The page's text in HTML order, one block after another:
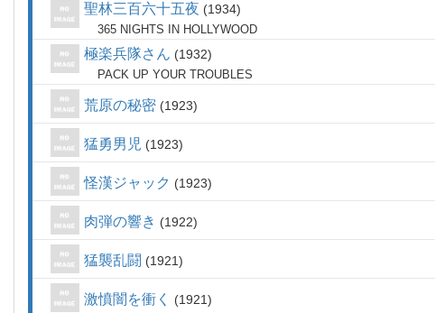
聖林三百六十五夜 1934
365 NIGHTS IN HOLLYWOOD
極楽兵隊さん 1932
PACK UP YOUR TROUBLES
荒原の秘密 1923
猛勇男児 1923
怪漢ジャック 1923
肉弾の響き 1922
猛襲乱闘 1921
激憤闇を衝く 1921